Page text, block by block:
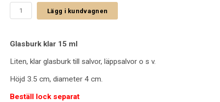
Lägg i kundvagnen
Glasburk klar 15 ml
Liten, klar glasburk till salvor, läppsalvor o s v.
Höjd 3.5 cm, diameter 4 cm.
Beställ lock separat